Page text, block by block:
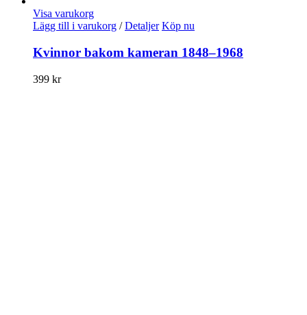
Visa varukorg
Lägg till i varukorg / Detaljer Köp nu
Kvinnor bakom kameran 1848–1968
399 kr